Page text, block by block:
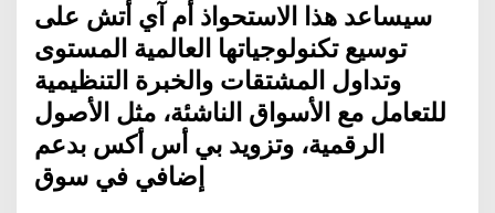
سيساعد هذا الاستحواذ أم آي أتش على
توسيع تكنولوجياتها العالمية المستوى
وتداول المشتقات والخبرة التنظيمية
للتعامل مع الأسواق الناشئة، مثل الأصول
الرقمية، وتزويد بي أس أكس بدعم
إضافي في سوق